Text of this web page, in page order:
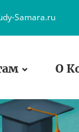
Samara.ru
О